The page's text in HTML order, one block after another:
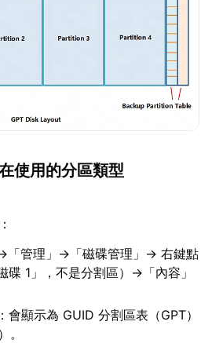
使用的分區類型
「管理」→「磁碟管理」→ 右鍵點
碟 1」，不是分割區）→「內容」
會顯示為 GUID 分割區表（GPT）
。